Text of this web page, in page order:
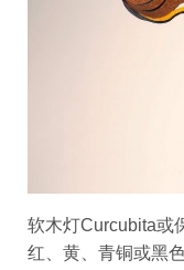
软木灯Curcubita或
红、黄、青铜或黑